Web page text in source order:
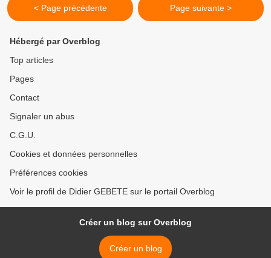
< Page précédente Page suivante >
Hébergé par Overblog
Top articles
Pages
Contact
Signaler un abus
C.G.U.
Cookies et données personnelles
Préférences cookies
Voir le profil de Didier GEBETE sur le portail Overblog
Créer un blog sur Overblog
Créer un blog